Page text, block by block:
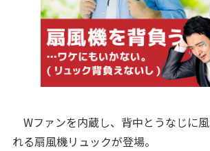
Wファンを内蔵し、背中とうなじに
れる扇風機リュックが登場。